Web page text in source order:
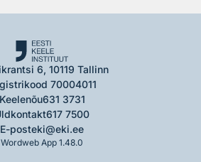
6, 10119 Tallinn
70004011
Keelenõu631 3731
617 7500
E-posteki@eki.ee
Wordweb App 1.48.0